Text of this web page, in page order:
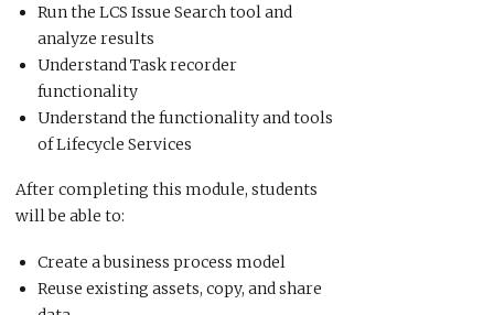
Run the LCS Issue Search tool and
analyze results
Understand Task recorder
functionality
Understand the functionality and tools
of Lifecycle Services
After completing this module, students
will be able to:
Create a business process model
Reuse existing assets, copy, and share